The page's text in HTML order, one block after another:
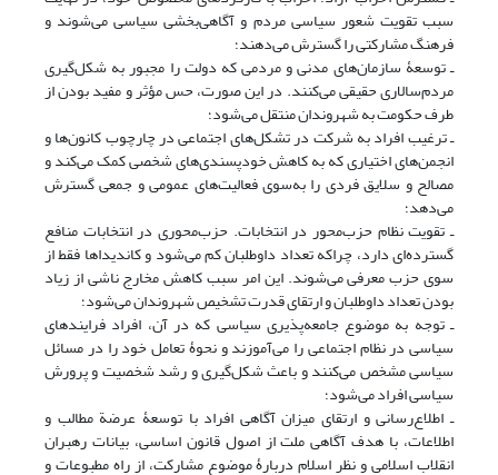
سبب تقویت شعور سیاسی مردم و آگاهی‌بخشی سیاسی می‌شوند و
فرهنگ مشارکتی را گسترش می‌دهند؛
ـ توسعۀ سازمان‌های مدنی و مردمی که دولت را مجبور به شکل‌گیری
مردم‌سالاری حقیقی می‌کنند. در این صورت، حس مؤثر و مفید بودن از
طرف حکومت به شهروندان منتقل می‌شود؛
ـ ترغیب افراد به شرکت در تشکل‌های اجتماعی در چارچوب کانون‌ها و
انجمن‌های اختیاری که به کاهش خودپسندی‌های شخصی کمک می‌کند و
مصالح و سلایق فردی را به‌سوی فعالیت‌های عمومی و جمعی گسترش
می‌دهد؛
ـ تقویت نظام حزب‌محور در انتخابات. حزب‌محوری در انتخابات منافع
گسترده‌ای دارد، چراکه تعداد داوطلبان کم می‌شود و کاندیداها فقط از
سوی حزب معرفی می‌شوند. این امر سبب کاهش مخارج ناشی از زیاد
بودن تعداد داوطلبان و ارتقای قدرت تشخیص شهروندان می‌شود؛
ـ توجه به موضوع جامعه‌پذیری سیاسی که در آن، افراد فرایندهای
سیاسی در نظام اجتماعی را می‌آموزند و نحوۀ تعامل خود را در مسائل
سیاسی مشخص می‌کنند و باعث شکل‌گیری و رشد شخصیت و پرورش
سیاسی افراد می‌شود؛
ـ اطلاع‌رسانی و ارتقای میزان آگاهی افراد با توسعۀ عرضة مطالب و
اطلاعات، با هدف آگاهی ملت از اصول قانون اساسی، بیانات رهبران
انقلاب اسلامی و نظر اسلام دربارۀ موضوع مشارکت، از راه مطبوعات و